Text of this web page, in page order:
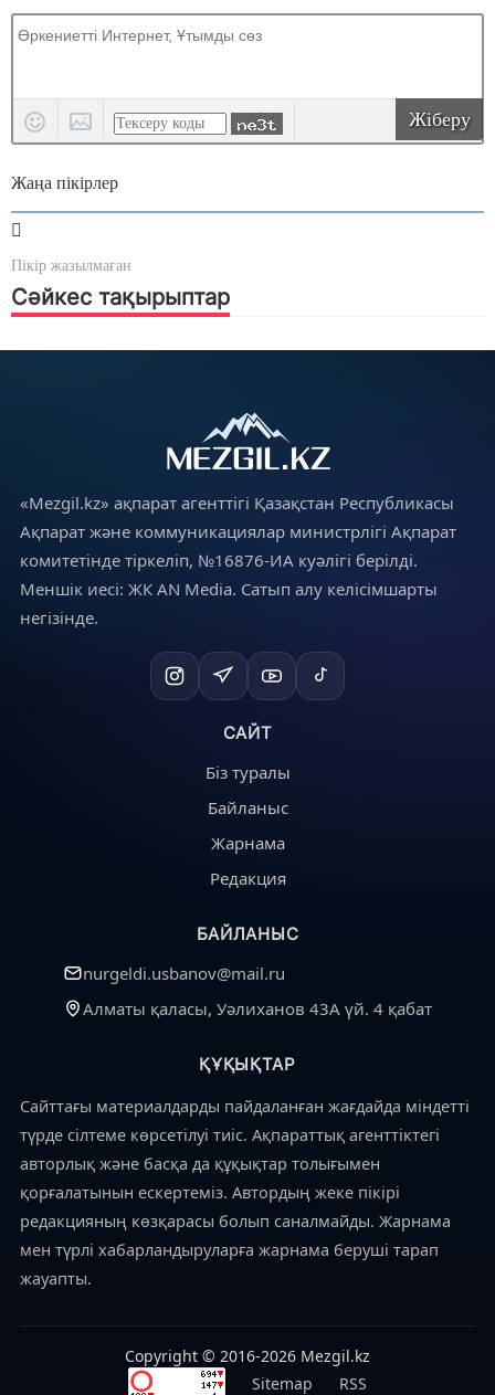
Жіберу
Жаңа пікірлер
Пікір жазылмаған
Сәйкес тақырыптар
«Mezgil.kz» ақпарат агенттігі Қазақстан Республикасы
Ақпарат және коммуникациялар министрлігі Ақпарат
комитетінде тіркеліп, №16876-ИА куәлігі берілді.
Меншік иесі: ЖК AN Media. Сатып алу келісімшарты
негізінде.
САЙТ
Біз туралы
Байланыс
Жарнама
Редакция
БАЙЛАНЫС
nurgeldi.usbanov@mail.ru
Алматы қаласы, Уәлиханов 43А үй. 4 қабат
ҚҰҚЫҚТАР
Сайттағы материалдарды пайдаланған жағдайда міндетті
түрде сілтеме көрсетілуі тиіс. Ақпараттық агенттіктегі
авторлық және басқа да құқықтар толығымен
қорғалатынын ескертеміз. Автордың жеке пікірі
редакцияның көзқарасы болып саналмайды. Жарнама
мен түрлі хабарландыруларға жарнама беруші тарап
жауапты.
Copyright © 2016-2026 Mezgil.kz
Sitemap
RSS